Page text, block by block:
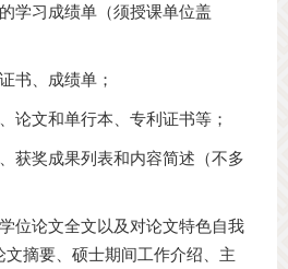
学习成绩单（须授课单位盖
书、成绩单；
论文和单行本、专利证书等；
获奖成果列表和内容简述（不多
位论文全文以及对论文特色自我
摘要、硕士期间工作介绍、主